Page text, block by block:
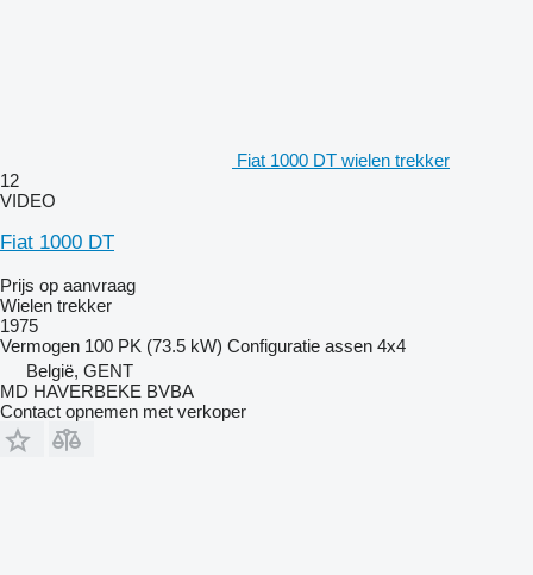
Fiat 1000 DT wielen trekker
12
VIDEO
Fiat 1000 DT
Prijs op aanvraag
Wielen trekker
1975
Vermogen 100 PK (73.5 kW) Configuratie assen 4x4
België, GENT
MD HAVERBEKE BVBA
Contact opnemen met verkoper